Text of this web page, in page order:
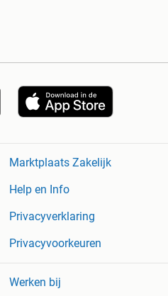
Marktplaats Zakelijk
Help en Info
Privacyverklaring
Privacyvoorkeuren
Werken bij